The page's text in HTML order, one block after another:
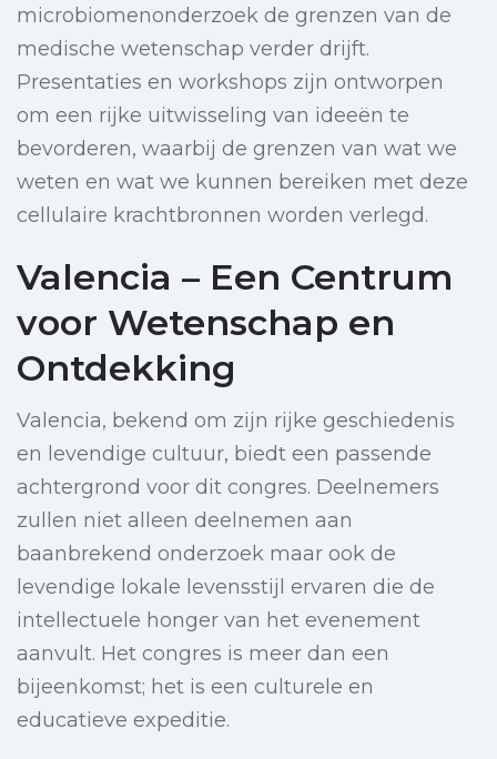
microbiomenonderzoek de grenzen van de
medische wetenschap verder drijft.
Presentaties en workshops zijn ontworpen
om een rijke uitwisseling van ideeën te
bevorderen, waarbij de grenzen van wat we
weten en wat we kunnen bereiken met deze
cellulaire krachtbronnen worden verlegd.
Valencia – Een Centrum
voor Wetenschap en
Ontdekking
Valencia, bekend om zijn rijke geschiedenis
en levendige cultuur, biedt een passende
achtergrond voor dit congres. Deelnemers
zullen niet alleen deelnemen aan
baanbrekend onderzoek maar ook de
levendige lokale levensstijl ervaren die de
intellectuele honger van het evenement
aanvult. Het congres is meer dan een
bijeenkomst; het is een culturele en
educatieve expeditie.